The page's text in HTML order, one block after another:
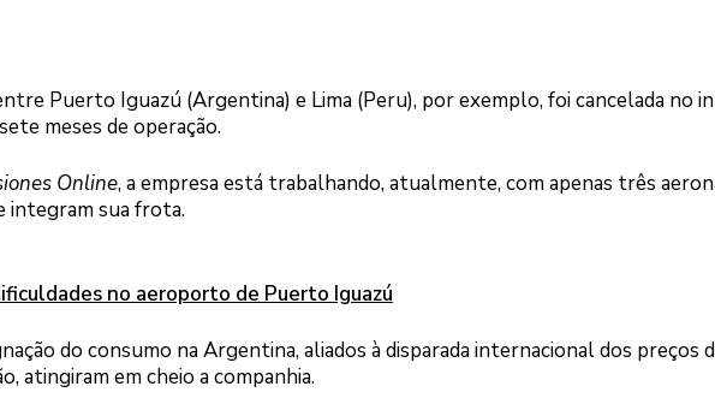
Puerto Iguazú (Argentina) e Lima (Peru), por exemplo, foi cancelada no
meses de operação.
Online, a empresa está trabalhando, atualmente, com apenas três
integram sua frota.
no aeroporto de Puerto Iguazú
do consumo na Argentina, aliados à disparada internacional dos preços
atingiram em cheio a companhia.